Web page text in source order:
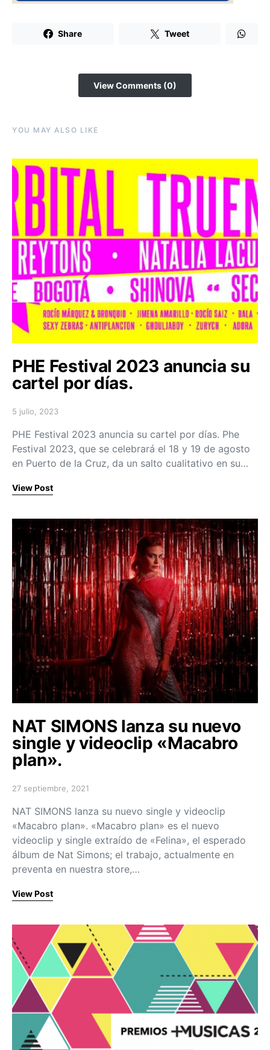
Share Tweet
View Comments (0)
YOU MAY ALSO LIKE
PHE Festival 2023 anuncia su
cartel por días.
Posted on
5 julio, 2023
PHE Festival 2023 anuncia su cartel por días. Phe
Festival 2023, que se celebrará el 18 y 19 de agosto
en Puerto de la Cruz, da un salto cualitativo en su…
View Post
NAT SIMONS lanza su nuevo
single y videoclip «Macabro
plan».
Posted on
27 septiembre, 2021
NAT SIMONS lanza su nuevo single y videoclip
«Macabro plan». «Macabro plan» es el nuevo
videoclip y single extraído de «Felina», el esperado
álbum de Nat Simons; el trabajo, actualmente en
preventa en nuestra store,…
View Post